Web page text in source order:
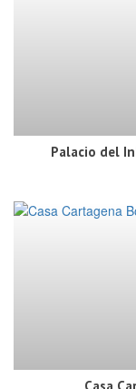
Palacio del